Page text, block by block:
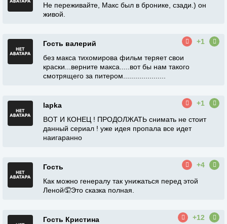
Не переживайте, Макс был в бронике, сзади.) он
живой.
Гость валерий
+1
без макса тихомирова фильм теряет свои
краски...верните макса.....вот бы нам такого
смотрящего за питером.....................
lapka
+1
ВОТ И КОНЕЦ ! ПРОДОЛЖАТЬ снимать не стоит
данный сериал ! уже идея пропала все идет
наигаранно
Гость
+4
Как можно генералу так унижаться перед этой
Леной🤦Это сказка полная.
Гость Кристина
+12